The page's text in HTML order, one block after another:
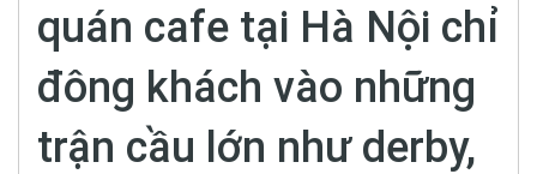
quán cafe tại Hà Nội chỉ
đông khách vào những
trận cầu lớn như derby,